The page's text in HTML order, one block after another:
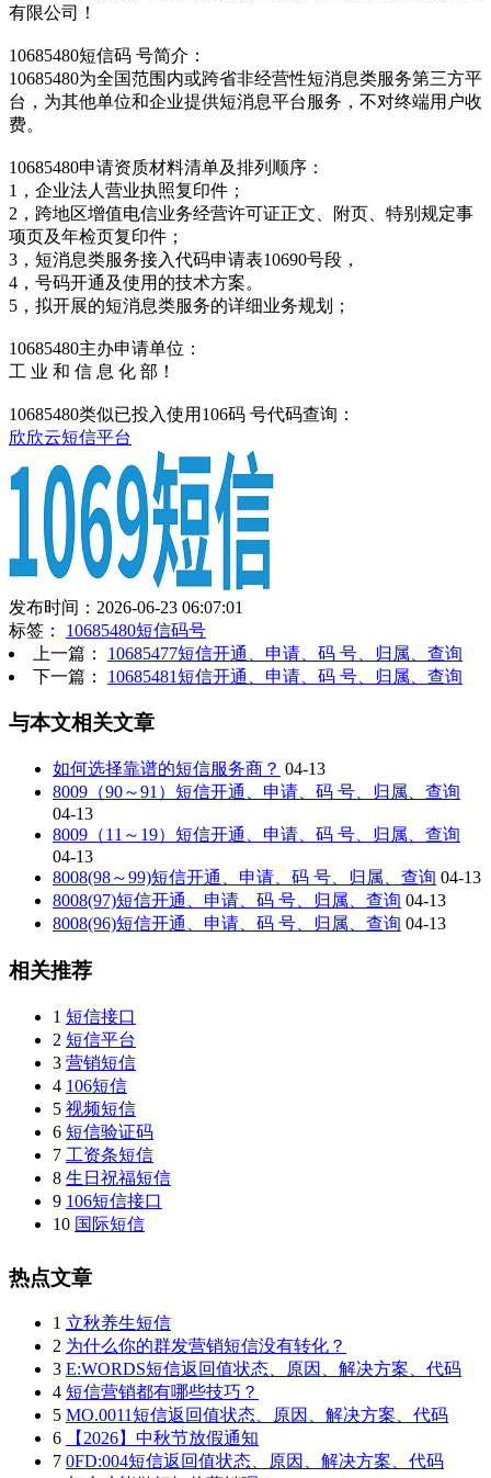
有限公司！
10685480短信码 号简介：
10685480为全国范围内或跨省非经营性短消息类服务第三方平
台，为其他单位和企业提供短消息平台服务，不对终端用户收
费。
10685480申请资质材料清单及排列顺序：
1，企业法人营业执照复印件；
2，跨地区增值电信业务经营许可证正文、附页、特别规定事
项页及年检页复印件；
3，短消息类服务接入代码申请表10690号段，
4，号码开通及使用的技术方案。
5，拟开展的短消息类服务的详细业务规划；
10685480主办申请单位：
工 业 和 信 息 化 部！
10685480类似已投入使用106码 号代码查询：
欣欣云短信平台
发布时间：2026-06-23 06:07:01
标签： 10685480短信码号
上一篇： 10685477短信开通、申请、码 号、归属、查询
下一篇： 10685481短信开通、申请、码 号、归属、查询
与本文相关文章
如何选择靠谱的短信服务商？ 04-13
8009（90～91）短信开通、申请、码 号、归属、查询
04-13
8009（11～19）短信开通、申请、码 号、归属、查询
04-13
8008(98～99)短信开通、申请、码 号、归属、查询 04-13
8008(97)短信开通、申请、码 号、归属、查询 04-13
8008(96)短信开通、申请、码 号、归属、查询 04-13
相关推荐
1 短信接口
2 短信平台
3 营销短信
4 106短信
5 视频短信
6 短信验证码
7 工资条短信
8 生日祝福短信
9 106短信接口
10 国际短信
热点文章
1 立秋养生短信
2 为什么你的群发营销短信没有转化？
3 E:WORDS短信返回值状态、原因、解决方案、代码
4 短信营销都有哪些技巧？
5 MO.0011短信返回值状态、原因、解决方案、代码
6
【2026】中秋节放假通知
7 0FD:004短信返回值状态、原因、解决方案、代码